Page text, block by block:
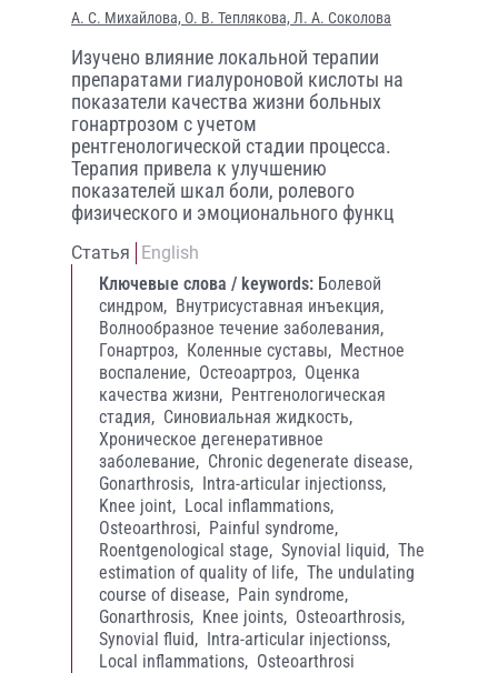
А. С. Михайлова, О. В. Теплякова, Л. А. Соколова
Изучено влияние локальной терапии
препаратами гиалуроновой кислоты на
показатели качества жизни больных
гонартрозом с учетом
рентгенологической стадии процесса.
Терапия привела к улучшению
показателей шкал боли, ролевого
физического и эмоционального функц
Статья
English
Ключевые слова / keywords: Болевой
синдром, Внутрисуставная инъекция,
Волнообразное течение заболевания,
Гонартроз, Коленные суставы, Местное
воспаление, Остеоартроз, Оценка
качества жизни, Рентгенологическая
стадия, Синовиальная жидкость,
Хроническое дегенеративное
заболевание, Chronic degenerate disease,
Gonarthrosis, Intra-articular injectionss,
Knee joint, Local inflammations,
Osteoarthrosi, Painful syndrome,
Roentgenological stage, Synovial liquid, The
estimation of quality of life, The undulating
course of disease, Pain syndrome,
Gonarthrosis, Knee joints, Osteoarthrosis,
Synovial fluid, Intra-articular injectionss,
Local inflammations, Osteoarthrosi